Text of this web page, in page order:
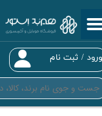
/ ثبت نام
حساب کاربری من
تغییر گذر واژه
سفارشات
خروج از حساب کاربری